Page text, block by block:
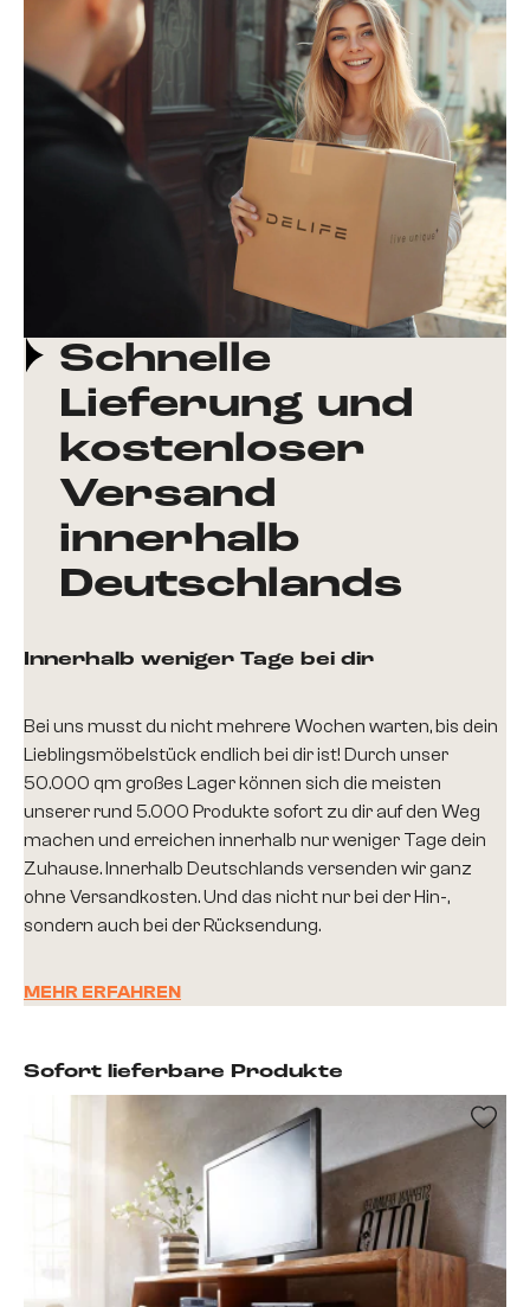
Schnelle
Lieferung und
kostenloser
Versand
innerhalb
Deutschlands
Innerhalb weniger Tage bei dir
Bei uns musst du nicht mehrere Wochen warten, bis dein
Lieblingsmöbelstück endlich bei dir ist! Durch unser
50.000 qm großes Lager können sich die meisten
unserer rund 5.000 Produkte sofort zu dir auf den Weg
machen und erreichen innerhalb nur weniger Tage dein
Zuhause. Innerhalb Deutschlands versenden wir ganz
ohne Versandkosten. Und das nicht nur bei der Hin-,
sondern auch bei der Rücksendung.
MEHR ERFAHREN
Sofort lieferbare Produkte